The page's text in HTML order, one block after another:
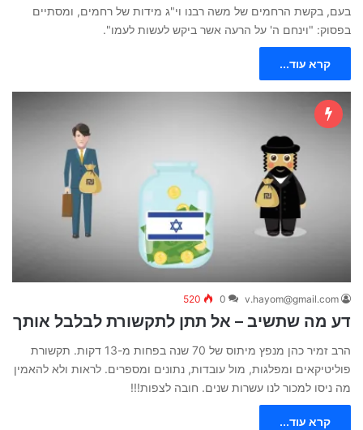
בעם, בקשת הרחמים של משה רבנו וי"ג מידות של רחמים, ומסתיים
בפסוק: "וינחם ה' על הרעה אשר ביקש לעשות לעמו".
קרא עוד...
v.hayom@gmail.com
0
520
דע מה שתשיב – אל תתן לתקשורת לבלבל אותך
הרב זמיר כהן מנפץ מיתוס של 70 שנה בפחות מ-13 דקות. תקשורת
פוליטיקאים ומפלגות, מול עובדות, נתונים ומספרים. לראות ולא להאמין
מה ניסו למכור לנו עשרות שנים. חובה לצפות!!!
קרא עוד...